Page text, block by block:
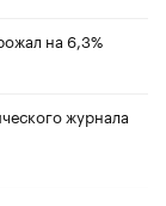
на 6,3%
журнала